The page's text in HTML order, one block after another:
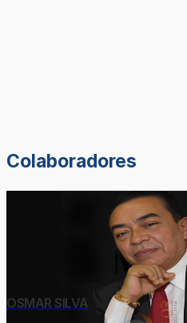
Colaboradores
OSMAR SILVA